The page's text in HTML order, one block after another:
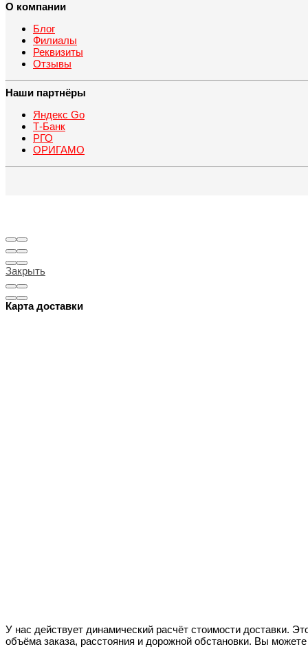
О компании
Блог
Филиалы
Реквизиты
Отзывы
Наши партнёры
Яндекс Go
Т-Банк
РГО
ОРИГАМО
Закрыть
Карта доставки
У нас действует динамический расчёт стоимости доставки.
объёма заказа, расстояния и дорожной обстановки. Вы